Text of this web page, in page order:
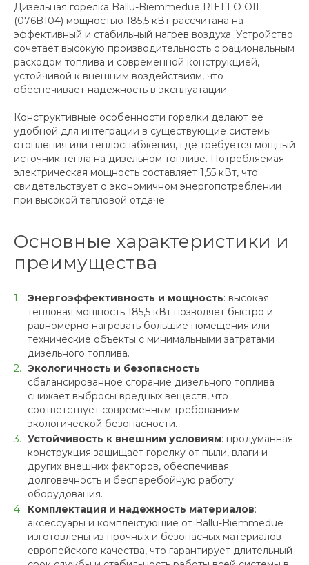
Дизельная горелка Ballu-Biemmedue RIELLO OIL
(076B104) мощностью 185,5 кВт рассчитана на
эффективный и стабильный нагрев воздуха. Устройство
сочетает высокую производительность с рациональным
расходом топлива и современной конструкцией,
устойчивой к внешним воздействиям, что
обеспечивает надежность в эксплуатации.
Конструктивные особенности горелки делают ее
удобной для интеграции в существующие системы
отопления или теплоснабжения, где требуется мощный
источник тепла на дизельном топливе. Потребляемая
электрическая мощность составляет 1,55 кВт, что
свидетельствует о экономичном энергопотреблении
при высокой тепловой отдаче.
Основные характеристики и
преимущества
Энергоэффективность и мощность: высокая
тепловая мощность 185,5 кВт позволяет быстро и
равномерно нагревать большие помещения или
технические объекты с минимальными затратами
дизельного топлива.
Экологичность и безопасность:
сбалансированное сгорание дизельного топлива
снижает выбросы вредных веществ, что
соответствует современным требованиям
экологической безопасности.
Устойчивость к внешним условиям: продуманная
конструкция защищает горелку от пыли, влаги и
других внешних факторов, обеспечивая
долговечность и бесперебойную работу
оборудования.
Комплектация и надежность материалов:
аксессуары и комплектующие от Ballu-Biemmedue
изготовлены из прочных и безопасных материалов
европейского качества, что гарантирует длительный